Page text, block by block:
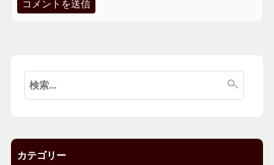
検
索:
カテゴリー